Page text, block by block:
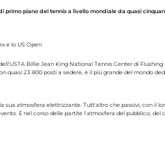
piano del tennis a livello mondiale da quasi
Billie Jean King National Tennis Center di
quasi 23.800 posti a sedere, è il più grande del mondo
sua atmosfera elettrizzante. Tutt'altro che passivi, con il
E nel corso delle partite l'atmosfera del pubblico, del